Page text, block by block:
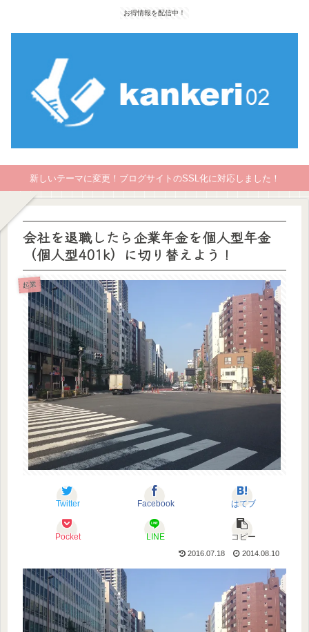
お得情報を配信中！
新しいテーマに変更！ブログサイトのSSL化に対応しました！
会社を退職したら企業年金を個人型年金
（個人型401k）に切り替えよう！
起業
Twitter Facebook はてブ
Pocket LINE コピー
2016.07.18 2014.08.10